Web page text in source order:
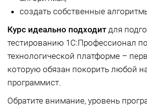
создать собственные
Курс идеально подходитдля
тестированию 1С:Профессионал по
технологической платформе –
которую обязан покорить любой
программист.
Обратите внимание, уровень